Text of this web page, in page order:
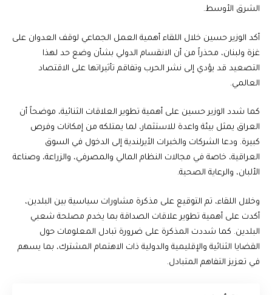
الشرق الأوسط.
أكد الوزير حسين خلال اللقاء أهمية العمل الجماعي لوقف العدوان على
غزة ولبنان، محذراً من أن الانقسام الدولي بشأن وضع حد لهذا
التصعيد قد يؤدي إلى نشر الحرب وتفاقم تأثيراتها على الاقتصاد
العالمي.
كما شدد الوزير حسين على أهمية تطوير العلاقات الثنائية، موضحاً أن
العراق يمثل بيئة واعدة للاستثمار، لما يمتلكه من إمكانات وفرص
كبيرة. ودعا الشركات والخبرات الأيرلندية إلى الدخول في السوق
العراقية، خاصة في مجالات النظام المالي والمصرفي، والزراعة، وصناعة
الألبان، والرعاية الصحية.
وخلال اللقاء، تم التوقيع على مذكرة مشاورات سياسية بين البلدين،
أكدت على أهمية تطوير علاقات الصداقة بما يخدم مصلحة شعبي
البلدين. كما شددت المذكرة على ضرورة تبادل المعلومات حول
القضايا الثنائية والإقليمية والدولية ذات الاهتمام المشترك، بما يسهم
في تعزيز التفاهم المتبادل.